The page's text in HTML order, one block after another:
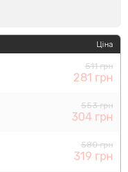
Ціна
511 грн
281 грн
553 грн
304 грн
580 грн
319 грн